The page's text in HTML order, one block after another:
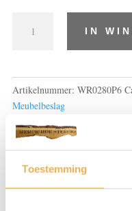
Toestemming
gegoten/gestanst
IN
Artikelnummer: WR0280P6
Meubelbeslag
Beoordelingen (0)